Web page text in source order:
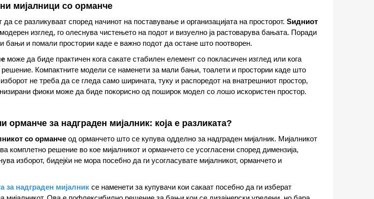
мијалници со орманче
се разликуваат според начинот на поставување и организацијата на просторот. Ѕидниот
изглед, го олеснува чистењето на подот и визуелно ја растоварува бањата. Поради
бањи и помали простории каде е важно подот да остане што поотворен.
може да биде практичен кога сакате стабилен елемент со покласичен изглед или кога
Компактните модели се наменети за мали бањи, тоалети и простории каде што
не треба да се гледа само ширината, туку и распоредот на внатрешниот простор,
фиоки може да биде покорисно од поширок модел со лошо искористен простор.
орманче за надграден мијалник: која е разликата?
со орманчеод орманчето што се купува одделно за надграден мијалник. Мијалникот
комплетно решение во кое мијалникот и орманчето се усогласени според димензија,
изборот, бидејќи не мора посебно да ги усогласувате мијалникот, орманчето и
за надграден мијалниксе наменети за купувачи кои сакаат посебно да ги изберат